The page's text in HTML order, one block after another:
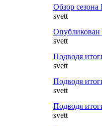
Обзор сезона
svett
Опубликован
svett
Подводя
svett
Подводя
svett
Подводя
svett